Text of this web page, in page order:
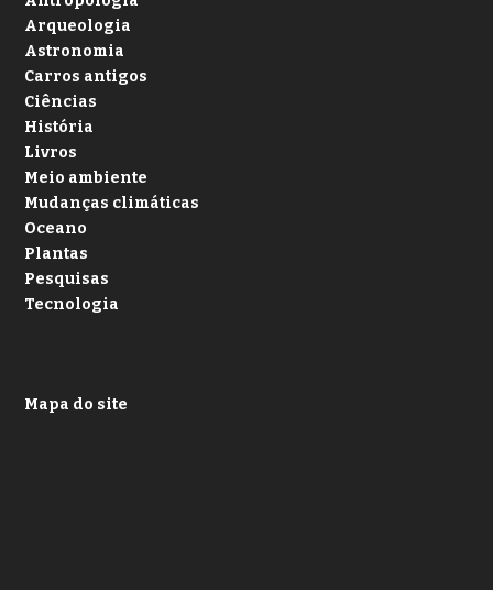
Arqueologia
Astronomia
Carros antigos
Ciências
História
Livros
Meio ambiente
Mudanças climáticas
Oceano
Plantas
Pesquisas
Tecnologia
Mapa do site